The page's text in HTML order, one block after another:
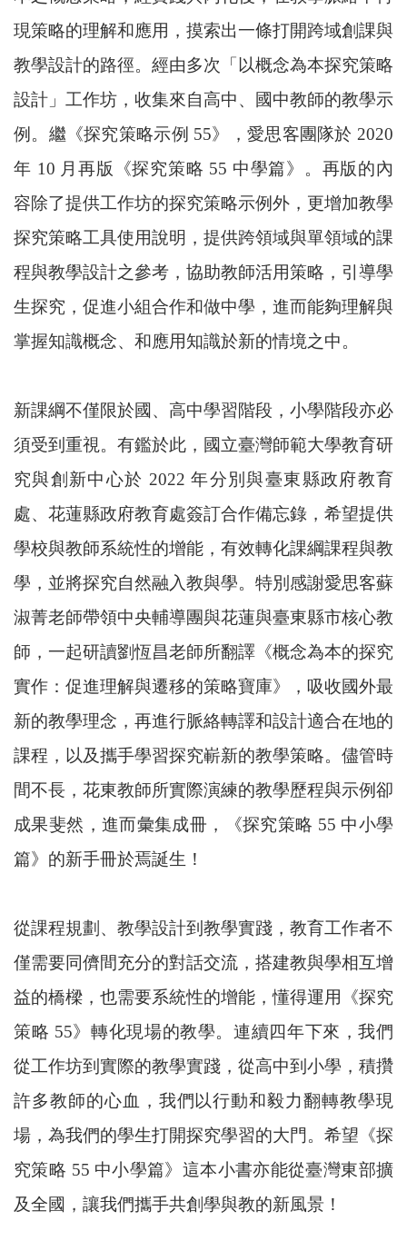
現策略的理解和應用，摸索出一條打開跨域創課與
教學設計的路徑。經由多次「以概念為本探究策略
設計」工作坊，收集來自高中、國中教師的教學示
例。繼《探究策略示例 55》，愛思客團隊於 2020
年 10 月再版《探究策略 55 中學篇》。再版的內
容除了提供工作坊的探究策略示例外，更增加教學
探究策略工具使用說明，提供跨領域與單領域的課
程與教學設計之參考，協助教師活用策略，引導學
生探究，促進小組合作和做中學，進而能夠理解與
掌握知識概念、和應用知識於新的情境之中。
新課綱不僅限於國、高中學習階段，小學階段亦必
須受到重視。有鑑於此，國立臺灣師範大學教育研
究與創新中心於 2022 年分別與臺東縣政府教育
處、花蓮縣政府教育處簽訂合作備忘錄，希望提供
學校與教師系統性的增能，有效轉化課綱課程與教
學，並將探究自然融入教與學。特別感謝愛思客蘇
淑菁老師帶領中央輔導團與花蓮與臺東縣市核心教
師，一起研讀劉恆昌老師所翻譯《概念為本的探究
實作：促進理解與遷移的策略寶庫》，吸收國外最
新的教學理念，再進行脈絡轉譯和設計適合在地的
課程，以及攜手學習探究嶄新的教學策略。儘管時
間不長，花東教師所實際演練的教學歷程與示例卻
成果斐然，進而彙集成冊，《探究策略 55 中小學
篇》的新手冊於焉誕生！
從課程規劃、教學設計到教學實踐，教育工作者不
僅需要同儕間充分的對話交流，搭建教與學相互增
益的橋樑，也需要系統性的增能，懂得運用《探究
策略 55》轉化現場的教學。連續四年下來，我們
從工作坊到實際的教學實踐，從高中到小學，積攢
許多教師的心血，我們以行動和毅力翻轉教學現
場，為我們的學生打開探究學習的大門。希望《探
究策略 55 中小學篇》這本小書亦能從臺灣東部擴
及全國，讓我們攜手共創學與教的新風景！